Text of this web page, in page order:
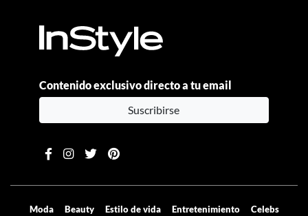
Contenido exclusivo directo a tu email
Suscribirse
Moda Beauty Estilo de vida Entretenimiento Celebs